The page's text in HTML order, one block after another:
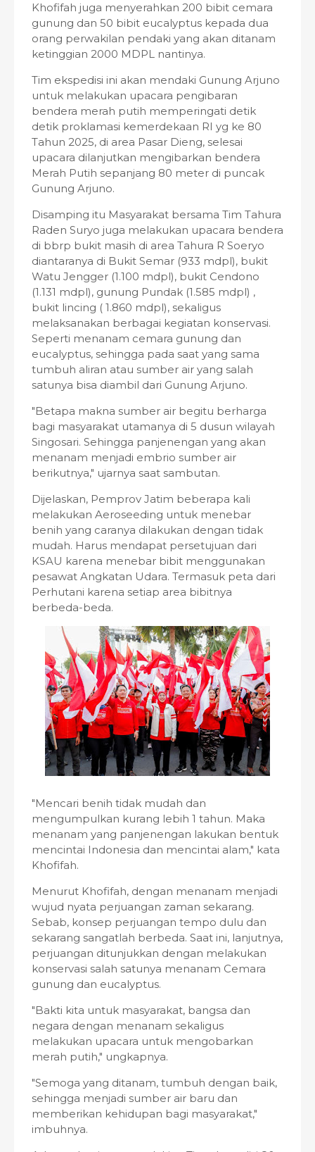
Khofifah juga menyerahkan 200 bibit cemara
gunung dan 50 bibit eucalyptus kepada dua
orang perwakilan pendaki yang akan ditanam
ketinggian 2000 MDPL nantinya.
Tim ekspedisi ini akan mendaki Gunung Arjuno
untuk melakukan upacara pengibaran
bendera merah putih memperingati detik
detik proklamasi kemerdekaan RI yg ke 80
Tahun 2025, di area Pasar Dieng, selesai
upacara dilanjutkan mengibarkan bendera
Merah Putih sepanjang 80 meter di puncak
Gunung Arjuno.
Disamping itu Masyarakat bersama Tim Tahura
Raden Suryo juga melakukan upacara bendera
di bbrp bukit masih di area Tahura R Soeryo
diantaranya di Bukit Semar (933 mdpl), bukit
Watu Jengger (1.100 mdpl), bukit Cendono
(1.131 mdpl), gunung Pundak (1.585 mdpl) ,
bukit lincing ( 1.860 mdpl), sekaligus
melaksanakan berbagai kegiatan konservasi.
Seperti menanam cemara gunung dan
eucalyptus, sehingga pada saat yang sama
tumbuh aliran atau sumber air yang salah
satunya bisa diambil dari Gunung Arjuno.
"Betapa makna sumber air begitu berharga
bagi masyarakat utamanya di 5 dusun wilayah
Singosari. Sehingga panjenengan yang akan
menanam menjadi embrio sumber air
berikutnya," ujarnya saat sambutan.
Dijelaskan, Pemprov Jatim beberapa kali
melakukan Aeroseeding untuk menebar
benih yang caranya dilakukan dengan tidak
mudah. Harus mendapat persetujuan dari
KSAU karena menebar bibit menggunakan
pesawat Angkatan Udara. Termasuk peta dari
Perhutani karena setiap area bibitnya
berbeda-beda.
"Mencari benih tidak mudah dan
mengumpulkan kurang lebih 1 tahun. Maka
menanam yang panjenengan lakukan bentuk
mencintai Indonesia dan mencintai alam," kata
Khofifah.
Menurut Khofifah, dengan menanam menjadi
wujud nyata perjuangan zaman sekarang.
Sebab, konsep perjuangan tempo dulu dan
sekarang sangatlah berbeda. Saat ini, lanjutnya,
perjuangan ditunjukkan dengan melakukan
konservasi salah satunya menanam Cemara
gunung dan eucalyptus.
"Bakti kita untuk masyarakat, bangsa dan
negara dengan menanam sekaligus
melakukan upacara untuk mengobarkan
merah putih," ungkapnya.
"Semoga yang ditanam, tumbuh dengan baik,
sehingga menjadi sumber air baru dan
memberikan kehidupan bagi masyarakat,"
imbuhnya.